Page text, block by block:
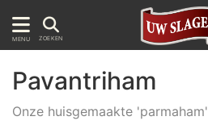
MENU ZOEKEN
Pavantriham
Onze huisgemaakte 'parmaham'